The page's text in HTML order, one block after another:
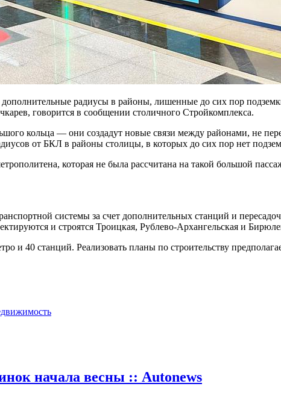
радиусы в районы, лишенные до сих пор
говорится в сообщении столичного Стройкомплекса.
кольца — они создадут новые связи между районами, не
от БКЛ в районы столицы, в которых до сих пор нет
которая не была рассчитана на такой большой
системы за счет дополнительных станций и
и строятся Троицкая, Рублево-Архангельская и
и 40 станций. Реализовать планы по строительству
начала весны :: Autonews